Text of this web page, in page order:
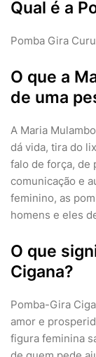
Qual é a
Pomba Gira
O que a
de uma
A Maria
dá vida, tira do
falo de força, de
comunicação e
feminino, as
homens e eles
O que
Cigana?
Pomba-Gira
amor e
figura feminina